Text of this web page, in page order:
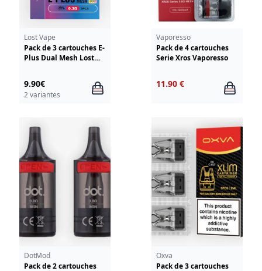
Lost Vape
Pack de 3 cartouches E-
Plus Dual Mesh Lost
9.90€
2 variantes
Vaporesso
Pack de 4 cartouches
Serie Xros Vaporesso
11.90 €
DotMod
Pack de 2 cartouches
Oxva
Pack de 3 cartouches